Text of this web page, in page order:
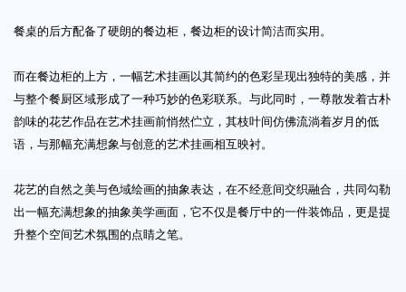
餐桌的后方配备了硬朗的餐边柜，餐边柜的设计简洁而实用。
而在餐边柜的上方，一幅艺术挂画以其简约的色彩呈现出独特的美感，并
与整个餐厨区域形成了一种巧妙的色彩联系。与此同时，一尊散发着古朴
韵味的花艺作品在艺术挂画前悄然伫立，其枝叶间仿佛流淌着岁月的低
语，与那幅充满想象与创意的艺术挂画相互映衬。
花艺的自然之美与色域绘画的抽象表达，在不经意间交织融合，共同勾勒
出一幅充满想象的抽象美学画面，它不仅是餐厅中的一件装饰品，更是提
升整个空间艺术氛围的点睛之笔。